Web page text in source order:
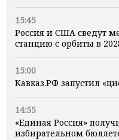
15:45
Россия и США сведут
станцию с орбиты в
15:00
Кавказ.РФ запустил
14:55
«Единая Россия»
избирательном